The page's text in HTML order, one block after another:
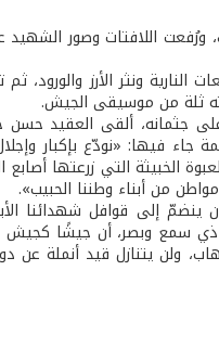
ورُفعت اللافتات وصور
ونثر الأرز والورود،
ثلة من موسيقى الجيش.
على جثمانه، ألقى العقيد
فيها: «نودّع بإكبار وإجلال
الخبيثة التي زرعتها
من أبناء وطننا الحبيب».
إلى قوافل شهدائنا
سمع وبصر، أن جيشًا كجيش
ولن يتنازل قيد أنملة